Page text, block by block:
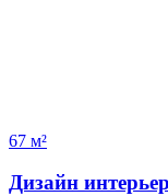
67 м²
Дизайн